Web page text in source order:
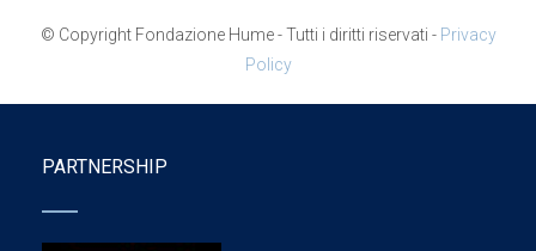
© Copyright Fondazione Hume - Tutti i diritti riservati - Privacy
Policy
PARTNERSHIP